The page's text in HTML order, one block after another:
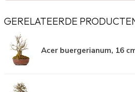
GERELATEERDE
Acer buergerianum, 16